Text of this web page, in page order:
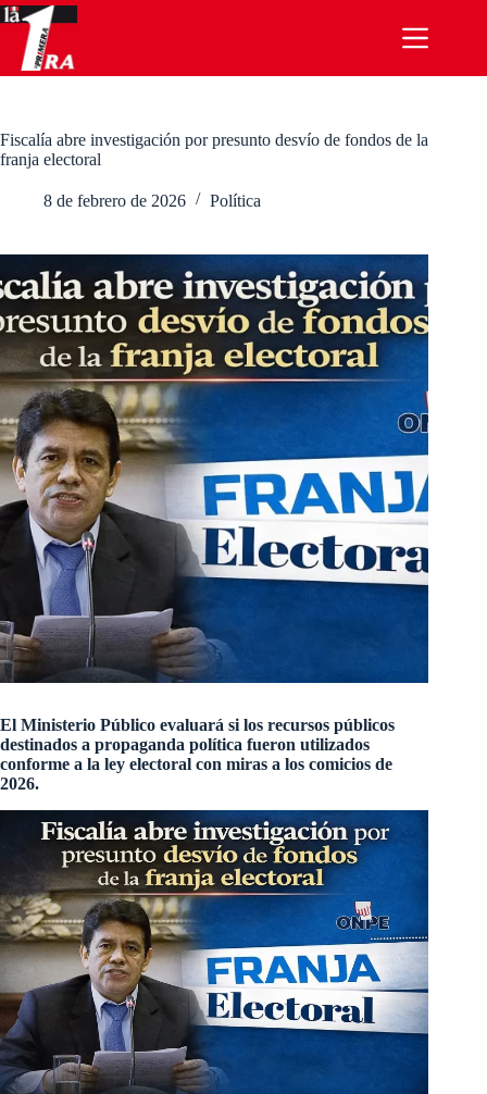
Saltar
al
contenido
Fiscalía abre investigación por presunto desvío de fondos de la
franja electoral
8 de febrero de 2026 Política
El Ministerio Público evaluará si los recursos públicos
destinados a propaganda política fueron utilizados
conforme a la ley electoral con miras a los comicios de
2026.